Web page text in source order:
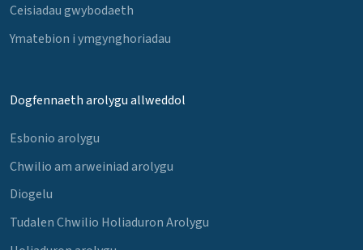
Ceisiadau gwybodaeth
Ymatebion i ymgynghoriadau
Dogfennaeth arolygu allweddol
Esbonio arolygu
Chwilio am arweiniad arolygu
Diogelu
Tudalen Chwilio Holiaduron Arolygu